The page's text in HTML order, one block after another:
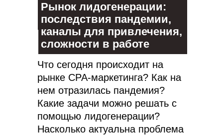
Рынок лидогенерации:
последствия пандемии,
каналы для привлечения,
сложности в работе
Что сегодня происходит на
рынке CPA-маркетинга? Как на
нем отразилась пандемия?
Какие задачи можно решать с
помощью лидогенерации?
Насколько актуальна проблема